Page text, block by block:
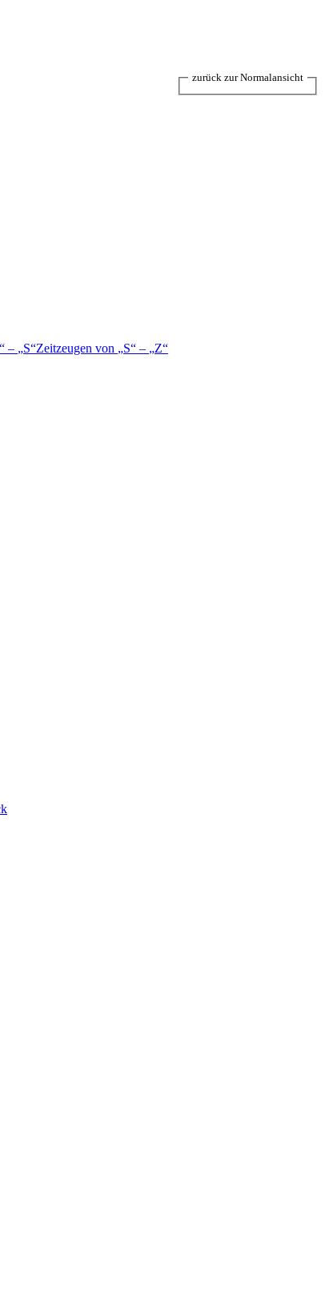
– S Zeitzeugen von S –
Z
zurück zur Normalansicht